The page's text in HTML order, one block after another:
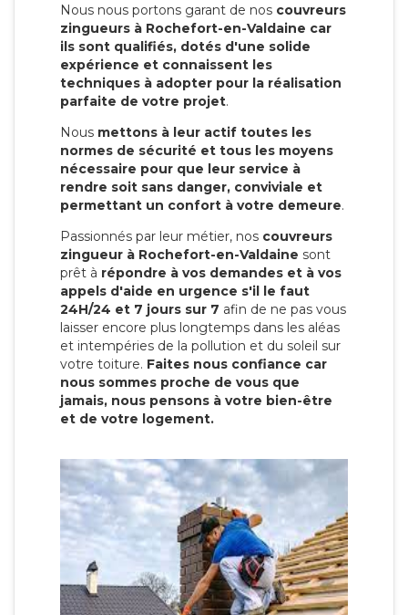
Nous nous portons garant de nos couvreurs
zingueurs à Rochefort-en-Valdaine car
ils sont qualifiés, dotés d'une solide
expérience et connaissent les
techniques à adopter pour la réalisation
parfaite de votre projet.
Nous mettons à leur actif toutes les
normes de sécurité et tous les moyens
nécessaire pour que leur service à
rendre soit sans danger, conviviale et
permettant un confort à votre demeure.
Passionnés par leur métier, nos couvreurs
zingueur à Rochefort-en-Valdaine sont
prêt à répondre à vos demandes et à vos
appels d'aide en urgence s'il le faut
24H/24 et 7 jours sur 7 afin de ne pas vous
laisser encore plus longtemps dans les aléas
et intempéries de la pollution et du soleil sur
votre toiture. Faites nous confiance car
nous sommes proche de vous que
jamais, nous pensons à votre bien-être
et de votre logement.